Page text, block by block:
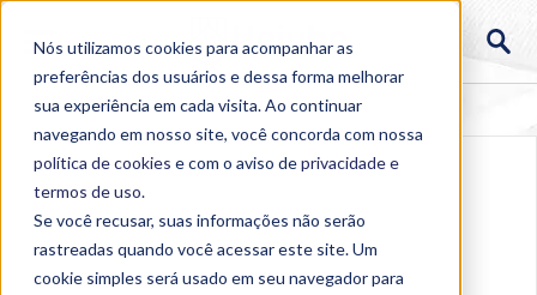
Nós utilizamos cookies para acompanhar as
preferências dos usuários e dessa forma melhorar
sua experiência em cada visita. Ao continuar
navegando em nosso site, você concorda com nossa
política de cookies e com o aviso deprivacidade e
termos de uso.
Se você recusar, suas informações não serão
rastreadas quando você acessar este site. Um
cookie simples será usado em seu navegador para